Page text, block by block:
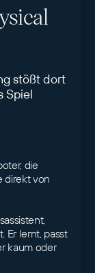
stößt dort
Spiel
die
direkt von
Er lernt, passt
kaum oder